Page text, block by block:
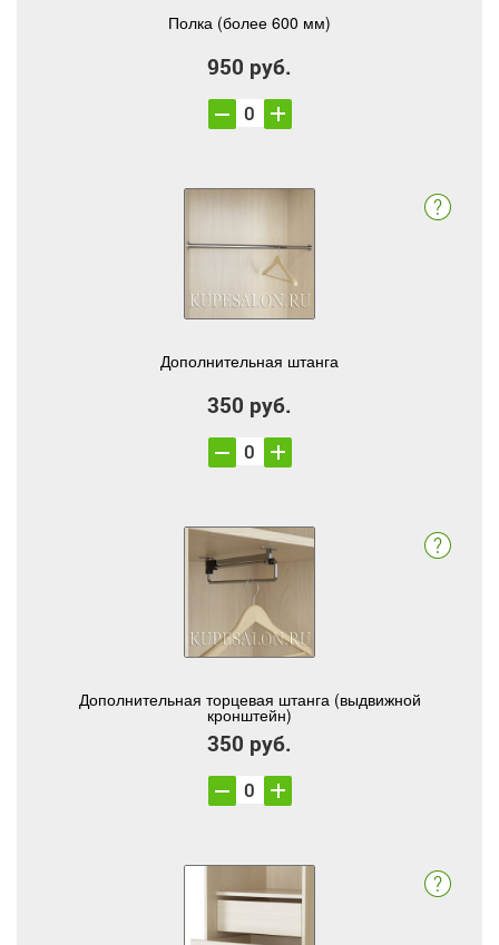
Полка (более 600 мм)
950 руб.
Дополнительная штанга
350 руб.
Дополнительная торцевая штанга (выдвижной
кронштейн)
350 руб.